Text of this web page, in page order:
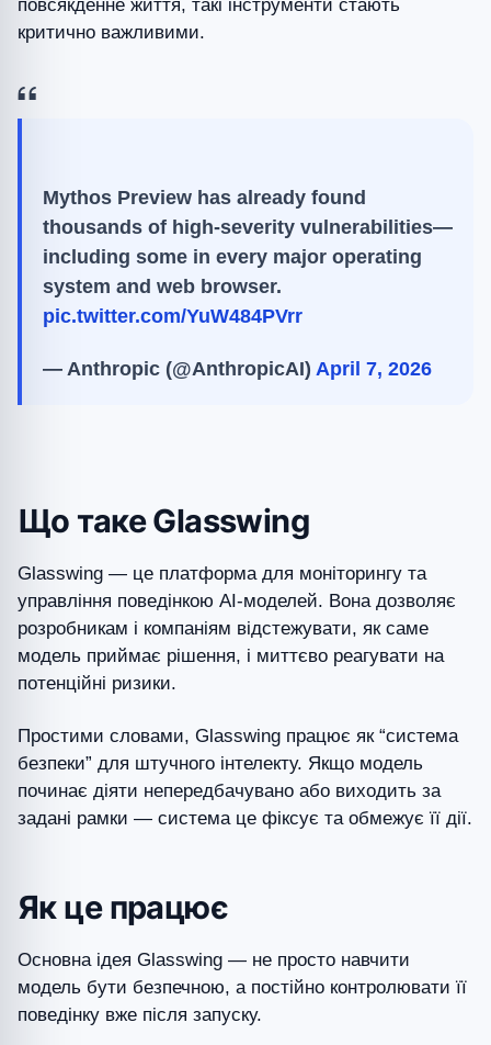
повсякденне життя, такі інструменти стають
критично важливими.
Mythos Preview has already found
thousands of high-severity vulnerabilities—
including some in every major operating
system and web browser.
pic.twitter.com/YuW484PVrr
— Anthropic (@AnthropicAI) April 7, 2026
Що таке Glasswing
Glasswing — це платформа для моніторингу та
управління поведінкою AI-моделей. Вона дозволяє
розробникам і компаніям відстежувати, як саме
модель приймає рішення, і миттєво реагувати на
потенційні ризики.
Простими словами, Glasswing працює як “система
безпеки” для штучного інтелекту. Якщо модель
починає діяти непередбачувано або виходить за
задані рамки — система це фіксує та обмежує її дії.
Як це працює
Основна ідея Glasswing — не просто навчити
модель бути безпечною, а постійно контролювати її
поведінку вже після запуску.